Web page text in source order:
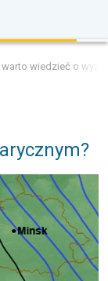
warto wiedzieć o wyżu